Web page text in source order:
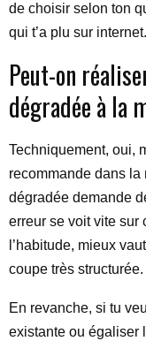
de choisir selon ton
qui t’a plu sur internet.
Peut-on
dégradée à la
Techniquement, oui,
recommande dans
dégradée demande
erreur se voit vite sur
l’habitude, mieux
coupe très structurée.
En revanche, si tu
existante ou égaliser